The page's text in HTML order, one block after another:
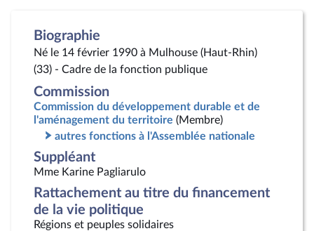
Biographie
Né le 14 février 1990 à Mulhouse (Haut-Rhin)
(33) - Cadre de la fonction publique
Commission
Commission du développement durable et de
l'aménagement du territoire (Membre)
autres fonctions à l'Assemblée nationale
Suppléant
Mme Karine Pagliarulo
Rattachement au titre du financement
de la vie politique
Régions et peuples solidaires